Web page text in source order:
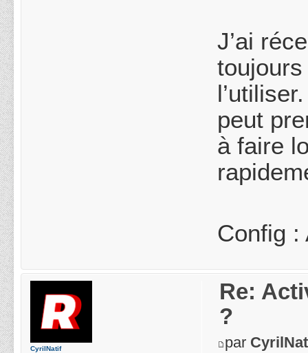
J’ai
peut
à faire
Config :
Re:
?
par
CyrilNatif